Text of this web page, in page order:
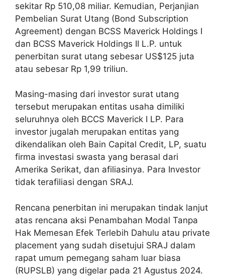
sekitar Rp 510,08 miliar. Kemudian, Perjanjian
Pembelian Surat Utang (Bond Subscription
Agreement) dengan BCSS Maverick Holdings I
dan BCSS Maverick Holdings II L.P. untuk
penerbitan surat utang sebesar US$125 juta
atau sebesar Rp 1,99 triliun.
Masing-masing dari investor surat utang
tersebut merupakan entitas usaha dimiliki
seluruhnya oleh BCCS Maverick I LP. Para
investor jugalah merupakan entitas yang
dikendalikan oleh Bain Capital Credit, LP, suatu
firma investasi swasta yang berasal dari
Amerika Serikat, dan afiliasinya. Para Investor
tidak terafiliasi dengan SRAJ.
Rencana penerbitan ini merupakan tindak lanjut
atas rencana aksi Penambahan Modal Tanpa
Hak Memesan Efek Terlebih Dahulu atau private
placement yang sudah disetujui SRAJ dalam
rapat umum pemegang saham luar biasa
(RUPSLB) yang digelar pada 21 Agustus 2024.